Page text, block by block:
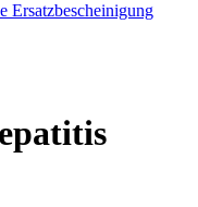
Ersatzbescheinigung